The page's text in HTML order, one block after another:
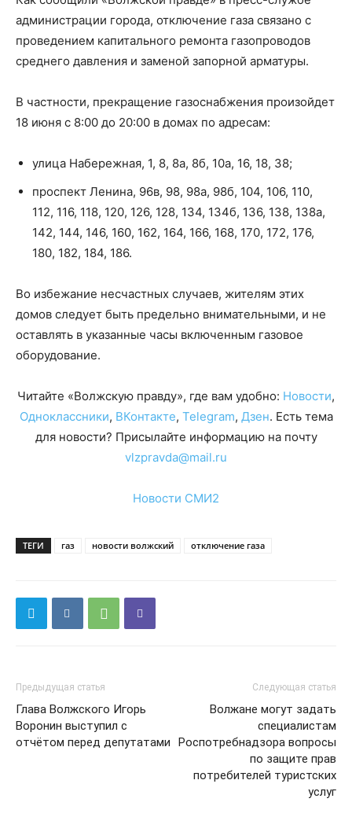
администрации города, отключение газа связано с
проведением капитального ремонта газопроводов
среднего давления и заменой запорной арматуры.
В частности, прекращение газоснабжения произойдет
18 июня с 8:00 до 20:00 в домах по адресам:
улица Набережная, 1, 8, 8а, 8б, 10а, 16, 18, 38;
проспект Ленина, 96в, 98, 98а, 98б, 104, 106, 110,
112, 116, 118, 120, 126, 128, 134, 134б, 136, 138, 138а,
142, 144, 146, 160, 162, 164, 166, 168, 170, 172, 176,
180, 182, 184, 186.
Во избежание несчастных случаев, жителям этих
домов следует быть предельно внимательными, и не
оставлять в указанные часы включенным газовое
оборудование.
Читайте «Волжскую правду», где вам удобно: Новости,
Одноклассники, ВКонтакте, Telegram, Дзен. Есть тема
для новости? Присылайте информацию на почту
vlzpravda@mail.ru
Новости СМИ2
ТЕГИ газ новости волжский отключение газа
Предыдущая статья
Глава Волжского Игорь
Воронин выступил с
отчётом перед депутатами
Следующая статья
Волжане могут задать
специалистам
Роспотребнадзора вопросы
по защите прав
потребителей туристских
услуг